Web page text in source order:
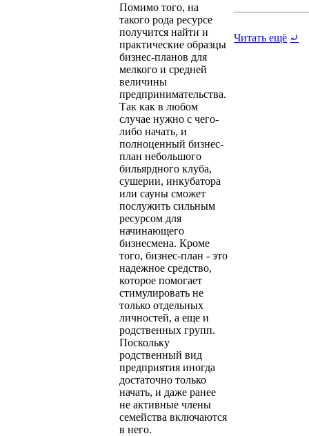
Помимо того, на
такого рода ресурсе
получится найти и
практические образцы
бизнес-планов для
мелкого и средней
величины
предпринимательства.
Так как в любом
случае нужно с чего-
либо начать, и
полноценный бизнес-
план небольшого
бильярдного клуба,
сушерии, инкубатора
или сауны сможет
послужить сильным
ресурсом для
начинающего
бизнесмена. Кроме
того, бизнес-план - это
надежное средство,
которое помогает
стимулировать не
только отдельных
личностей, а еще и
родственных групп.
Поскольку
родственный вид
предприятия иногда
достаточно только
начать, и даже ранее
не активные члены
семейства включаются
в него.
Читать ещё ⤾